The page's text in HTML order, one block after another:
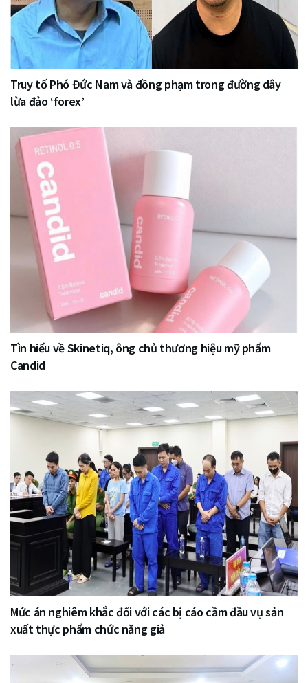
Truy tố Phó Đức Nam và đồng phạm trong đường dây
lừa đảo ‘forex’
Tìn hiểu về Skinetiq, ông chủ thương hiệu mỹ phẩm
Candid
Mức án nghiêm khắc đối với các bị cáo cầm đầu vụ sản
xuất thực phẩm chức năng giả